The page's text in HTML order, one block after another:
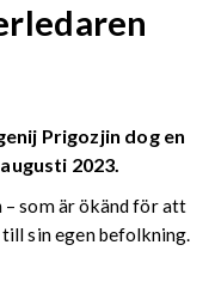
Prigozjin dog en
2023.
som är ökänd för att
sin egen befolkning.